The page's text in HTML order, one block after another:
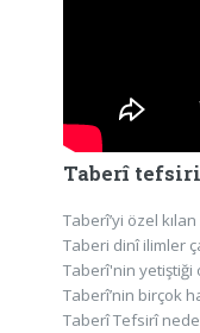
Taberî
Taberî’yi özel
Taberi dinî ilimler
Taberî'nin yetiştiği
Taberî’nin birçok
Taberî Tefsirî